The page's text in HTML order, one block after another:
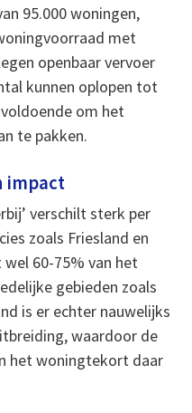
95.000 woningen,
met
openbaar vervoer
kunnen oplopen tot
om het
te pakken.
impact
verschilt sterk per
zoals Friesland en
60-75% van het
gebieden zoals
is er echter nauwelijks
waardoor de
het woningtekort daar